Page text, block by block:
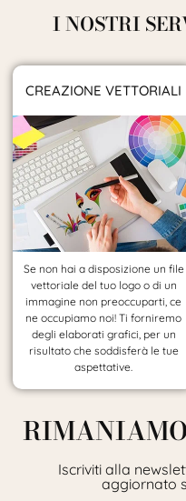
I NOSTRI
CREAZIONE VETTORIALI
Se non hai a disposizione un file
vettoriale del tuo logo o di un
immagine non preoccuparti, ce
ne occupiamo noi! Ti forniremo
degli elaborati grafici, per un
risultato che soddisferà le tue
aspettative.
Iscriviti alla
aggiornato